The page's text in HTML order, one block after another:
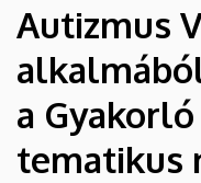
Autizmus
a
tematikus